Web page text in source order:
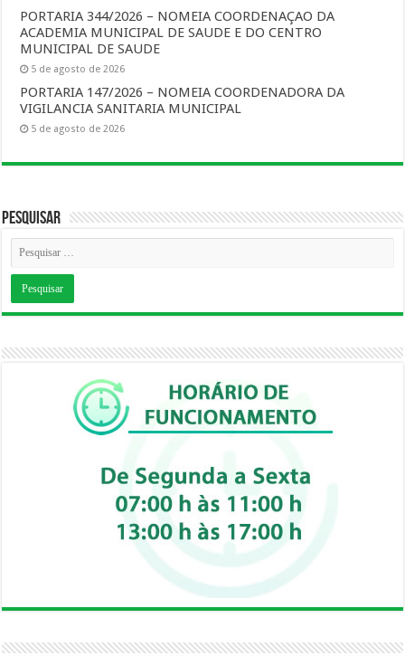
PORTARIA 344/2026 – NOMEIA COORDENAÇAO DA
ACADEMIA MUNICIPAL DE SAUDE E DO CENTRO
MUNICIPAL DE SAUDE
5 de agosto de 2026
PORTARIA 147/2026 – NOMEIA COORDENADORA DA
VIGILANCIA SANITARIA MUNICIPAL
5 de agosto de 2026
Pesquisar